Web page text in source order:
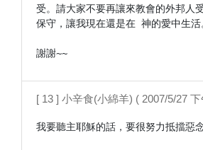
受。請大家不要再讓來教會的外邦人
保守，讓我現在還是在 神的愛中生活
謝謝~~
[ 13 ] 小辛食(小綿羊) ( 2007/5/27
我要聽主耶穌的話，要很努力抵擋惡